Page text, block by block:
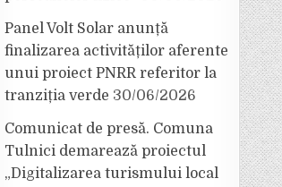
Panel Volt Solar anunță
finalizarea activităților aferente
unui proiect PNRR referitor la
tranziția verde 30/06/2026
Comunicat de presă. Comuna
Tulnici demarează proiectul
„Digitalizarea turismului local